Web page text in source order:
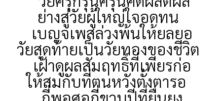
ย่างสู่วัยผู้ใหญ่ใจอดทน
เบญจเพสล่วงพ้นให้ยลยอ
วัยสุดท้ายเป็นวัยทองของชีวิต
เฝ้าดูผลสัมฤทธิ์ที่เพียรก่อ
ให้สมกับที่ตนหวังตั้งตารอ